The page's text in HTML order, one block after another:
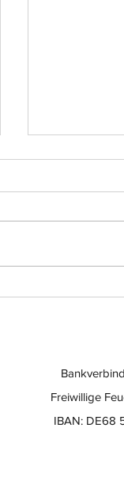
Freiwillige
IBAN: DE68